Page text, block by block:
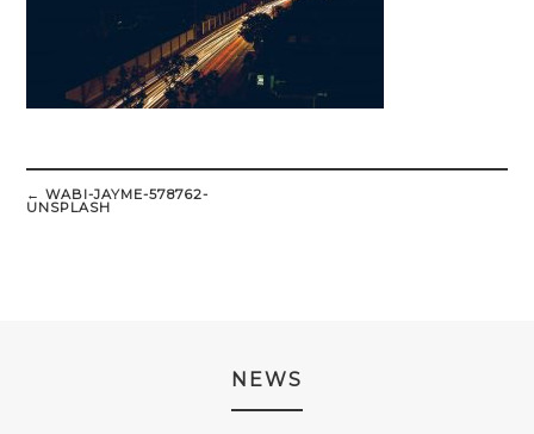
Post
navigation
← WABI-JAYME-578762-
UNSPLASH
NEWS